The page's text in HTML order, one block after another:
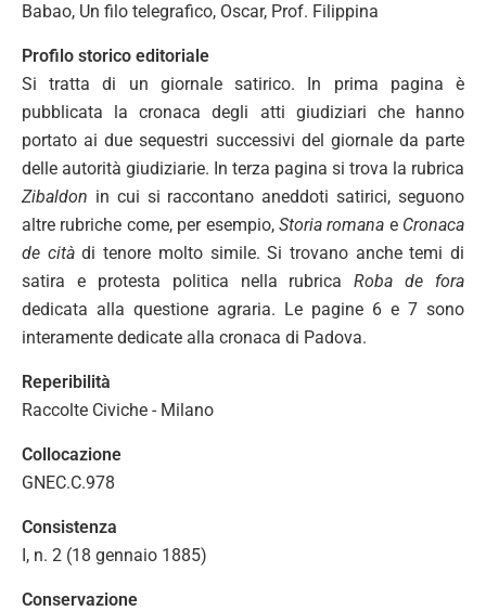
Babao, Un filo telegrafico, Oscar, Prof. Filippina
Profilo storico editoriale
Si tratta di un giornale satirico. In prima pagina è
pubblicata la cronaca degli atti giudiziari che hanno
portato ai due sequestri successivi del giornale da parte
delle autorità giudiziarie. In terza pagina si trova la rubrica
Zibaldon in cui si raccontano aneddoti satirici, seguono
altre rubriche come, per esempio, Storia romana e Cronaca
de citàdi tenore molto simile. Si trovano anche temi di
satira e protesta politica nella rubricaRoba de fora
dedicata alla questione agraria. Le pagine 6 e 7 sono
interamente dedicate alla cronaca di Padova.
Reperibilità
Raccolte Civiche - Milano
Collocazione
GNEC.C.978
Consistenza
I, n. 2 (18 gennaio 1885)
Conservazione